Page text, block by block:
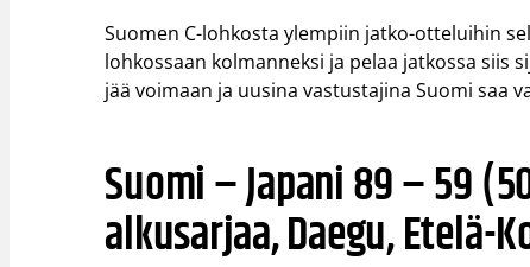
Suomen C-lohkosta ylempiin jatko-otteluihin
lohkossaan kolmanneksi ja pelaa jatkossa siis
jää voimaan ja uusina vastustajina Suomi saa
Suomi – Japani 89 – 59
alkusarjaa, Daegu, Etelä-